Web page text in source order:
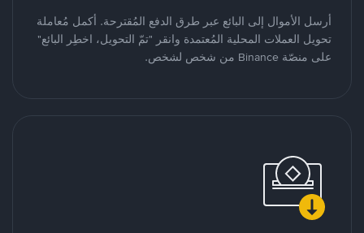
أرسل الأموال إلى البائع عبر طرق الدفع المُقترحة. أكمل مُعاملة
تحويل العملات المحلية المُعتمدة وانقر "تمّ التحويل، اخطِر البائع"
على منصّة Binance من شخص لشخص.